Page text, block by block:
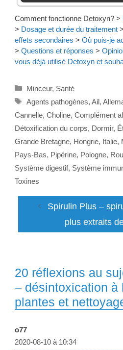
Comment fonctionne Detoxyn? >
> Dosage et durée du traitement >
effets secondaires > Où puis-je
> Questions et réponses >
vous déjà utilisé Detoxyn et
Catégories
Minceur, Santé
Étiquettes
Agents pathogènes, Ail,
Cannelle, Choline, Complément
Détoxification du corps, Dormir,
Grande Bretagne, Hongrie, Italie,
Pays-Bas, Pipérine, Pologne,
Système digestif, Système
Toxines
Spirulin Plus –
plus extraits
20 réflexions au
– désintoxication à
plantes et
o77
2020-08-10 à 10:34